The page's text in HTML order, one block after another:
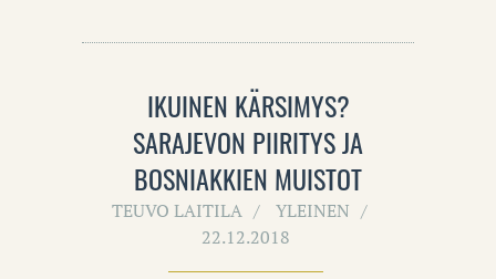
IKUINEN KÄRSIMYS?
SARAJEVON PIIRITYS JA
BOSNIAKKIEN MUISTOT
TEUVO LAITILA
YLEINEN
22.12.2018